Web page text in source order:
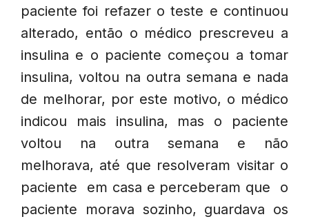
paciente foi refazer o teste e continuou
alterado, então o médico prescreveu a
insulina e o paciente começou a tomar
insulina, voltou na outra semana e nada
de melhorar, por este motivo, o médico
indicou mais insulina, mas o paciente
voltou na outra semana e não
melhorava, até que resolveram visitar o
paciente em casa e perceberam que o
paciente morava sozinho, guardava os